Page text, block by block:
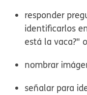
responder
identificarlos
está la vaca?"
nombrar
señalar para